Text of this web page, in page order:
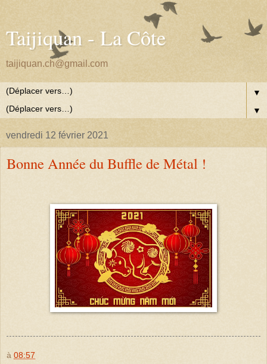
Taijiquan - La Côte
taijiquan.ch@gmail.com
▼
▼
vendredi 12 février 2021
Bonne Année du Buffle de Métal !
à 08:57